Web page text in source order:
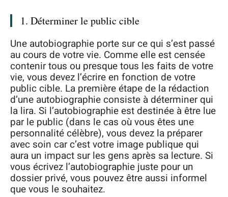
1. Déterminer le public cible
Une autobiographie porte sur ce qui s’est passé
au cours de votre vie. Comme elle est censée
contenir tous ou presque tous les faits de votre
vie, vous devez l’écrire en fonction de votre
public cible. La première étape de la rédaction
d’une autobiographie consiste à déterminer qui
la lira. Si l’autobiographie est destinée à être lue
par le public (dans le cas où vous êtes une
personnalité célèbre), vous devez la préparer
avec soin car c’est votre image publique qui
aura un impact sur les gens après sa lecture. Si
vous écrivez l’autobiographie juste pour un
dossier privé, vous pouvez être aussi informel
que vous le souhaitez.